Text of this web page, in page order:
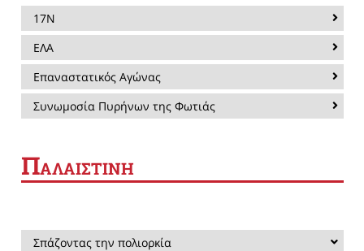
17Ν
ΕΛΑ
Επαναστατικός Αγώνας
Συνωμοσία Πυρήνων της Φωτιάς
ΠΑΛΑΙΣΤΙΝΗ
Σπάζοντας την πολιορκία